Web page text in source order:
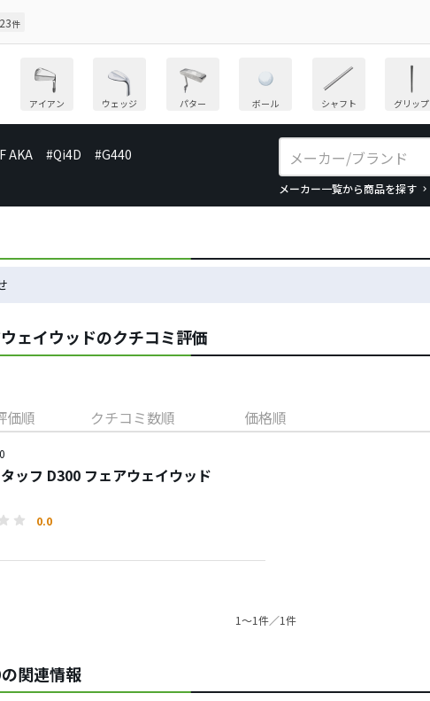
件
アイアン ウェッジ パター ボール シャフト グリップ
AKA #Qi4D #G440
メーカー一覧から商品を探す
ェイウッドのクチコミ評価
価順 クチコミ数順 価格順
ッフ D300 フェアウェイウッド
0.0
1〜1件／1件
関連情報